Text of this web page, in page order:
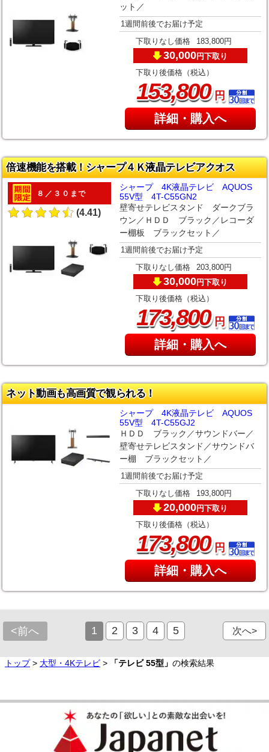
ット／
1週間前後でお届け予定
下取りなし価格 183,800円
30,000円下取り
下取り後価格（税込）
153,800円
詳細・購入へ
倍速機能を搭載！シャープ４Ｋ液晶テレビアクオス
８／３０まで
(4.41)
シャープ 4K液晶テレビ AQUOS
55V型 4T-C55GN2
壁寄せテレビスタンド ダークブラ
ウン／ＨＤＤ ブラック／レコーダ
ー棚板 ブラックセット／
1週間前後でお届け予定
下取りなし価格 203,800円
30,000円下取り
下取り後価格（税込）
173,800円
詳細・購入へ
ネット動画も高画質で観られる！
シャープ 4K液晶テレビ AQUOS
55V型 4T-C55GJ2
ＨＤＤ ブラック／サウンドバー／
壁寄せテレビスタンド／サウンドバ
ー棚 ブラックセット／
1週間前後でお届け予定
下取りなし価格 193,800円
20,000円下取り
下取り後価格（税込）
173,800円
詳細・購入へ
<前へ 1 2 3 4 5 次へ>
トップ> 大型・4Kテレビ > 「テレビ 55型」 の検索結果